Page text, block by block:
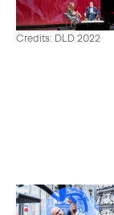
Credits: DLD 2022